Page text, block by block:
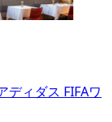
ディダス FIFAワ